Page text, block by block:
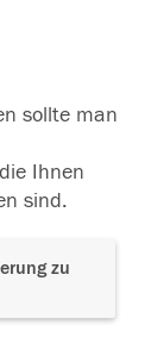
sollte man
Ihnen
sind.
zu